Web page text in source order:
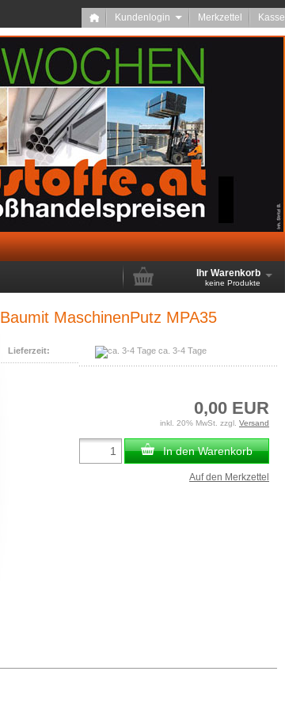
Kundenlogin Merkzettel Kasse
Ihr Warenkorb
keine Produkte
Baumit MaschinenPutz MPA35
Lieferzeit: ca. 3-4 Tage
0,00 EUR
inkl. 20% MwSt. zzgl. Versand
In den Warenkorb
Auf den Merkzettel